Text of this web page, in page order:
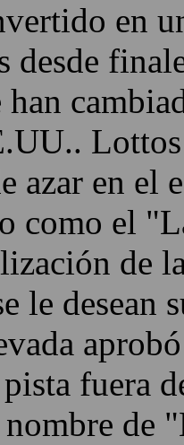
en
desde
han
azar en el
como el
de
le desean
fuera
de